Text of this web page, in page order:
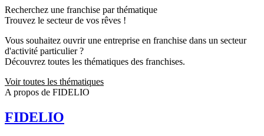
Recherchez une franchise par thématique
Trouvez le secteur de vos rêves !
Vous souhaitez ouvrir une entreprise en franchise dans un secteur
d'activité particulier ?
Découvrez toutes les thématiques des franchises.
Voir toutes les thématiques
A propos de FIDELIO
FIDELIO